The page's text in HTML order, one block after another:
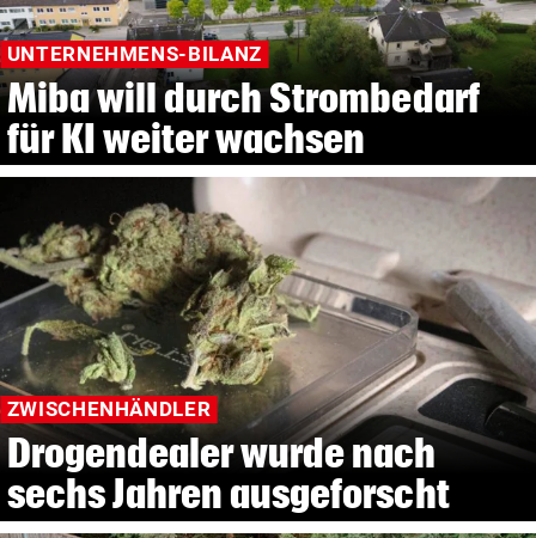
UNTERNEHMENS-BILANZ
Miba will durch Strombedarf
für KI weiter wachsen
ZWISCHENHÄNDLER
Drogendealer wurde nach
sechs Jahren ausgeforscht